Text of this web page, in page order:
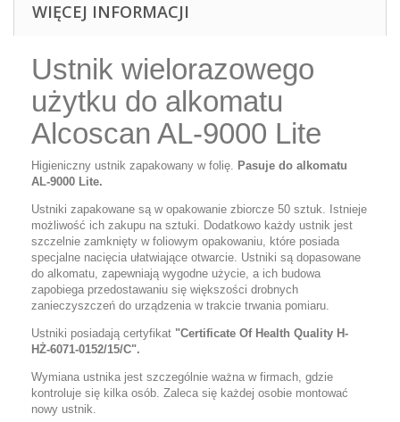
WIĘCEJ INFORMACJI
Ustnik wielorazowego
użytku do alkomatu
Alcoscan AL-9000 Lite
Higieniczny ustnik zapakowany w folię. Pasuje do alkomatu
AL-9000 Lite.
Ustniki zapakowane są w opakowanie zbiorcze 50 sztuk. Istnieje
możliwość ich zakupu na sztuki. Dodatkowo każdy ustnik jest
szczelnie zamknięty w foliowym opakowaniu, które posiada
specjalne nacięcia ułatwiające otwarcie. Ustniki są dopasowane
do alkomatu, zapewniają wygodne użycie, a ich budowa
zapobiega przedostawaniu się większości drobnych
zanieczyszczeń do urządzenia w trakcie trwania pomiaru.
Ustniki posiadają certyfikat "Certificate Of Health Quality H-
HŻ-6071-0152/15/C".
Wymiana ustnika jest szczególnie ważna w firmach, gdzie
kontroluje się kilka osób. Zaleca się każdej osobie montować
nowy ustnik.